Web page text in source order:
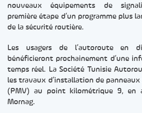
nouveaux équipements de
première étape d’un programme plus
de la sécurité routière.
Les usagers de l’autoroute en
bénéficieront prochainement d’une
temps réel. La Société Tunisie
les travaux d’installation de panneaux
(PMV) au point kilométrique 9, en
Mornag.